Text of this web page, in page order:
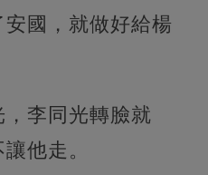
國，就做好給楊
李同光轉臉就
他走。